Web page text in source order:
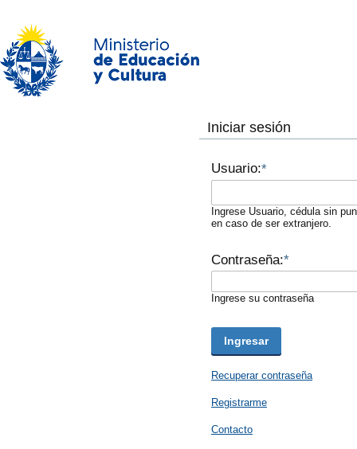
Iniciar sesión
Usuario:*
Ingrese Usuario, cédula sin
en caso de ser extranjero.
Contraseña:*
Ingrese su contraseña
Ingresar
Recuperar contraseña
Registrarme
Contacto